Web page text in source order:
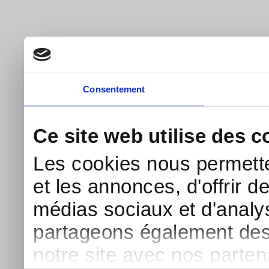
Consentement
Ce site web utilise des
Les cookies nous
et les annonces, d'offrir
médias sociaux et
partageons également
notre site avec nos